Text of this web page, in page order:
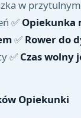
w
✅ Opiekunka
✅ Rower do
✅ Czas wolny
Opiekunki